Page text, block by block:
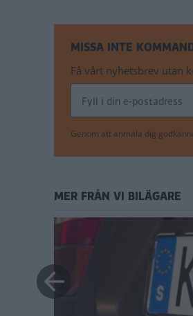
MISSA INTE
Få vårt nyhetsbrev utan
Genom att anmäla dig
MER FRÅN VI BILÄGARE